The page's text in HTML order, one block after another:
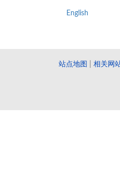
English
站点地图 相关网